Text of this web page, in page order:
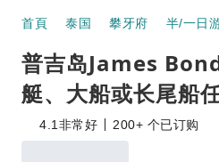
首頁 泰国 攀牙府 半/一日
普吉岛James
艇、大船或长尾船
4.1 非常好 200+ 个已订购